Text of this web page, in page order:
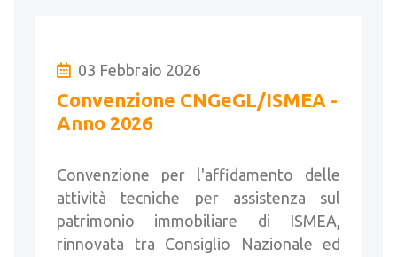
03 Febbraio 2026
Convenzione CNGeGL/ISMEA -
Anno 2026
Convenzione per l'affidamento delle
attività tecniche per assistenza sul
patrimonio immobiliare di ISMEA,
rinnovata tra Consiglio Nazionale ed